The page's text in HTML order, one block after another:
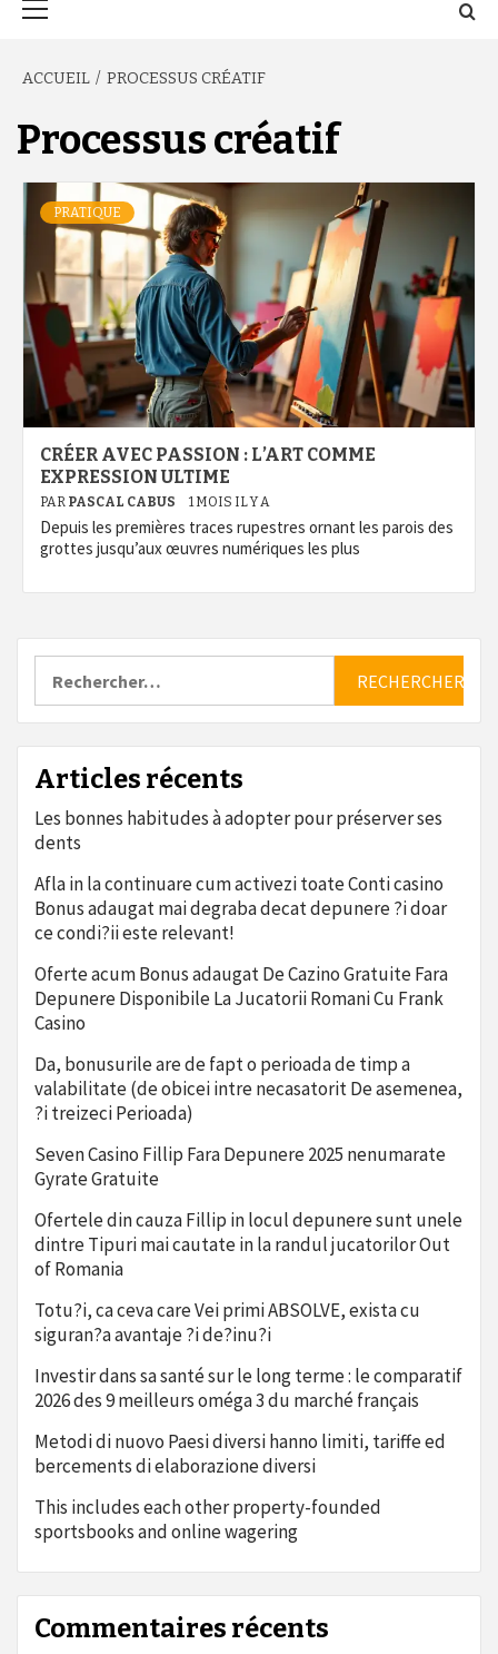
ACCUEIL PROCESSUS CRÉATIF
Processus créatif
PRATIQUE
CRÉER AVEC PASSION : L’ART COMME
EXPRESSION ULTIME
PAR PASCAL CABUS 1 MOIS IL Y A
Depuis les premières traces rupestres ornant les parois des
grottes jusqu’aux œuvres numériques les plus
Articles récents
Les bonnes habitudes à adopter pour préserver ses
dents
Afla in la continuare cum activezi toate Conti casino
Bonus adaugat mai degraba decat depunere ?i doar
ce condi?ii este relevant!
Oferte acum Bonus adaugat De Cazino Gratuite Fara
Depunere Disponibile La Jucatorii Romani Cu Frank
Casino
Da, bonusurile are de fapt o perioada de timp a
valabilitate (de obicei intre necasatorit De asemenea,
?i treizeci Perioada)
Seven Casino Fillip Fara Depunere 2025 nenumarate
Gyrate Gratuite
Ofertele din cauza Fillip in locul depunere sunt unele
dintre Tipuri mai cautate in la randul jucatorilor Out
of Romania
Totu?i, ca ceva care Vei primi ABSOLVE, exista cu
siguran?a avantaje ?i de?inu?i
Investir dans sa santé sur le long terme : le comparatif
2026 des 9 meilleurs oméga 3 du marché français
Metodi di nuovo Paesi diversi hanno limiti, tariffe ed
bercements di elaborazione diversi
This includes each other property-founded
sportsbooks and online wagering
Commentaires récents